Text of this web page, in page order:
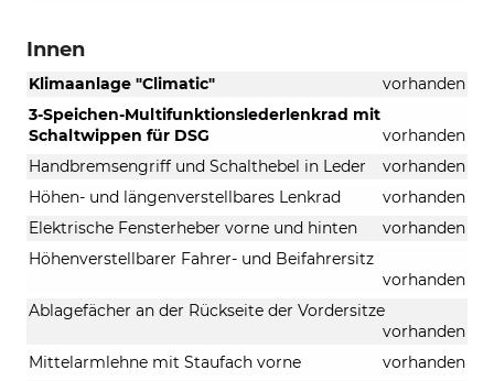
Innen
Klimaanlage "Climatic"
vorhanden
3-Speichen-Multifunktionslederlenkrad mit
Schaltwippen für DSG
vorhanden
Handbremsengriff und Schalthebel in Leder
vorhanden
Höhen- und längenverstellbares Lenkrad
vorhanden
Elektrische Fensterheber vorne und hinten
vorhanden
Höhenverstellbarer Fahrer- und Beifahrersitz
vorhanden
Ablagefächer an der Rückseite der Vordersitze
vorhanden
Mittelarmlehne mit Staufach vorne
vorhanden